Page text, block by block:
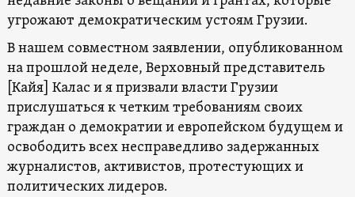
угрожают демократическим устоям Грузии.
В нашем совместном заявлении, опубликованном
на прошлой неделе, Верховный представитель
[Кайя] Калас и я призвали власти Грузии
прислушаться к четким требованиям своих
граждан о демократии и европейском будущем и
освободить всех несправедливо задержанных
журналистов, активистов, протестующих и
политических лидеров.